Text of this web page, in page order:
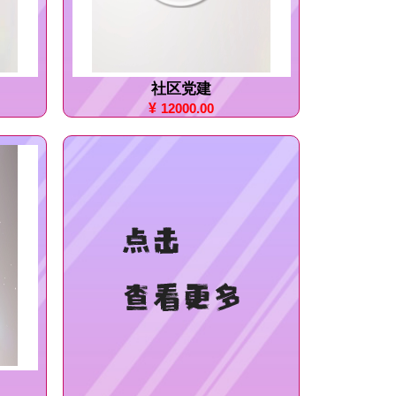
社区党建
¥ 12000.00